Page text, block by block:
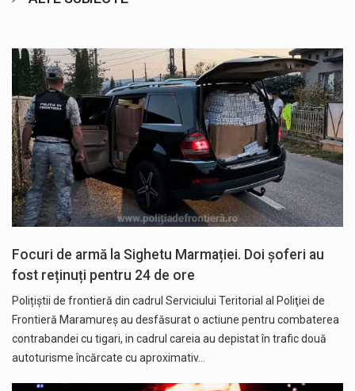
Focuri de armă la Sighetu Marmației. Doi șoferi au
fost reținuți pentru 24 de ore
Polițiștii de frontieră din cadrul Serviciului Teritorial al Poliţiei de
Frontieră Maramureș au desfăsurat o actiune pentru combaterea
contrabandei cu tigari, in cadrul careia au depistat în trafic două
autoturisme încărcate cu aproximativ…